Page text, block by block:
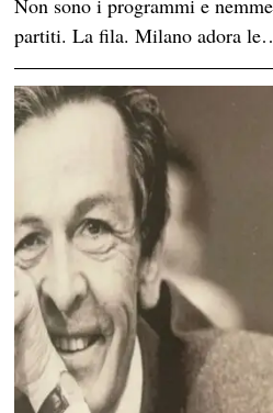
Non sono i programmi e
partiti. La fila. Milano adora